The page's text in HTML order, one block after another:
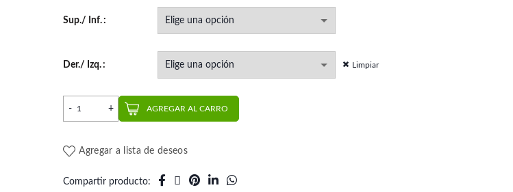
Sup./ Inf.
Der./ Izq. Limpiar
Tubo Simple Roth (10 un.) | Morelli cantidad
AGREGAR AL CARRO
Agregar a lista de deseos
Compartir producto